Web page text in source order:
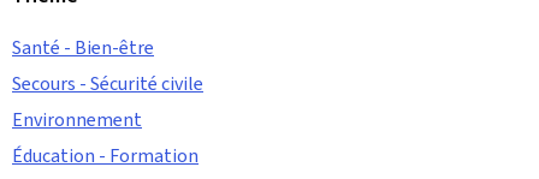
Santé - Bien-être
Secours - Sécurité civile
Environnement
Éducation - Formation